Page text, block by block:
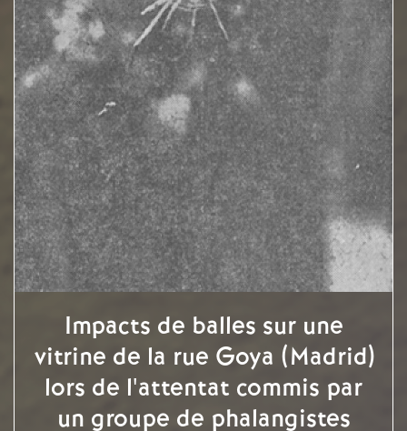
Impacts de balles sur une
vitrine de la rue Goya (Madrid)
lors de l'attentat commis par
un groupe de phalangistes